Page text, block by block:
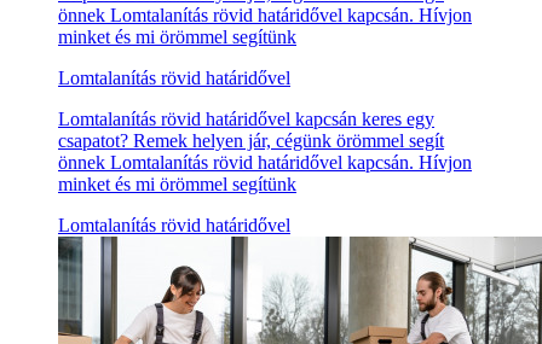
önnek Lomtalanítás rövid határidővel kapcsán. Hívjon
minket és mi örömmel segítünk
Lomtalanítás rövid határidővel
Lomtalanítás rövid határidővel kapcsán keres egy
csapatot? Remek helyen jár, cégünk örömmel segít
önnek Lomtalanítás rövid határidővel kapcsán. Hívjon
minket és mi örömmel segítünk
Lomtalanítás rövid határidővel